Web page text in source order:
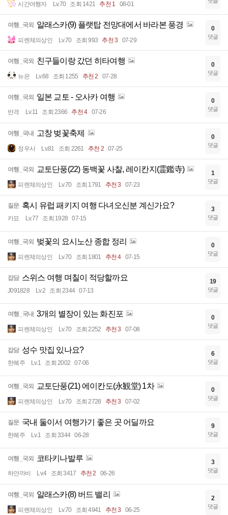
시간여행자 Lv.70 조회 1421 추천 1 08-01
여행_국외 알래스카(9) 플랫탑 전망대에서 바라본 풍경
피렌체의상인 Lv.70 조회 993 추천 3 07-29
0
댓글
여행_국외 친구들이랑 갔던 히타여행
뉴은 Lv.68 조회 1255 추천 2 07-28
0
댓글
여행_국외 일본 교토 - 오사카 여행
반격 Lv.11 조회 2366 추천 4 07-26
0
댓글
여행_국내 고창 벚꽃축제
정우사 Lv.81 조회 2261 추천 2 07-25
0
댓글
여행_국외 교토단풍(22) 동백꽃 사찰, 레이칸지(霊鑑寺)
피렌체의상인 Lv.70 조회 1791 추천 3 07-23
1
댓글
질문 혹시 유럽 패키지 여행 다녀오신분 계신가요?
카묘 Lv.77 조회 1928 07-15
3
댓글
여행_국외 벚꽃의 요시노산 종합 정리
피렌체의상인 Lv.70 조회 1801 추천 4 07-15
0
댓글
잡담 스위스 여행 며칠이 적당할까요
J091828 Lv.2 조회 2344 07-13
19
댓글
여행_국내 3개의 별장이 있는 화진포
피렌체의상인 Lv.70 조회 2252 추천 3 07-08
0
댓글
잡담 성수 맛집 있나요?
한혜주 Lv.1 조회 2002 07-06
6
댓글
여행_국외 교토단풍(21) 에이칸도(永観堂) 1차
피렌체의상인 Lv.70 조회 2728 추천 3 07-02
0
댓글
질문 국내 둘이서 여행가기 좋은 곳 어딜까요
한혜주 Lv.1 조회 3344 06-28
9
댓글
여행_국외 코타키나발루
하얀까비 Lv.4 조회 3417 추천 2 06-26
3
댓글
여행_국외 알래스카(8) 버드 밸리
피렌체의상인 Lv.70 조회 4941 추천 3 06-25
2
댓글